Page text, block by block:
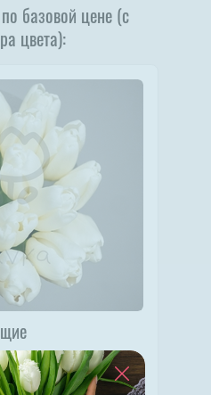
базовой цене (с
цвета):
на 1 тюльпан